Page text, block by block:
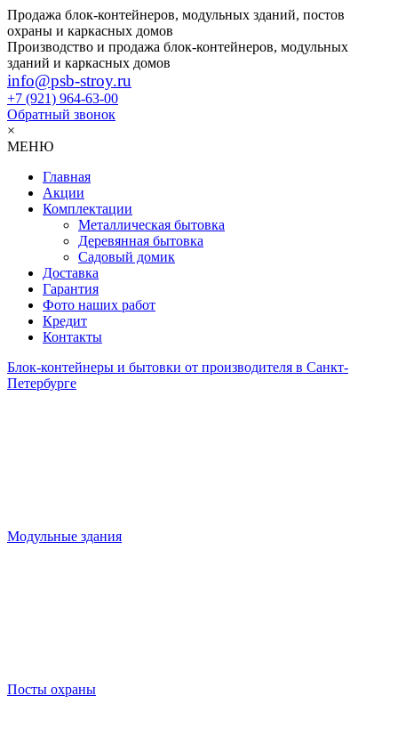
Продажа блок-контейнеров, модульных зданий, постов
охраны и каркасных домов
Производство и продажа блок-контейнеров, модульных
зданий и каркасных домов
info@psb-stroy.ru
+7 (921) 964-63-00
Обратный звонок
×
МЕНЮ
Главная
Акции
Комплектации
Металлическая бытовка
Деревянная бытовка
Садовый домик
Доставка
Гарантия
Фото наших работ
Кредит
Контакты
Блок-контейнеры и бытовки от производителя в Санкт-
Петербурге
Модульные здания
Посты охраны